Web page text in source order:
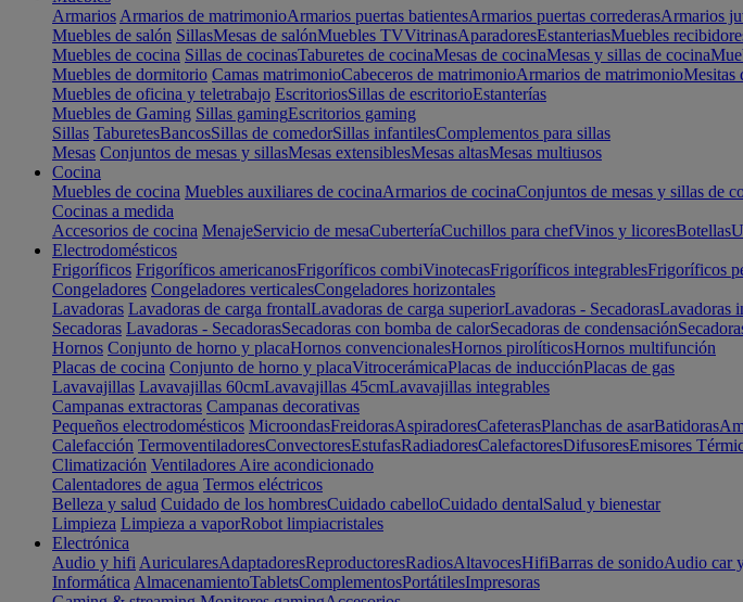
Armarios Armarios de matrimonioArmarios puertas batientesArmarios puertas correderasArmarios
Muebles de salón SillasMesas de salónMuebles TVVitrinasAparadoresEstanteriasMuebles
Muebles de cocina Sillas de cocinasTaburetes de cocinaMesas de cocinaMesas y sillas de cocina
Muebles de dormitorio Camas matrimonioCabeceros de matrimonioArmarios de matrimonioMesitas
Muebles de oficina y teletrabajo EscritoriosSillas de escritorioEstanterías
Muebles de Gaming Sillas gamingEscritorios gaming
Sillas TaburetesBancosSillas de comedorSillas infantilesComplementos para sillas
Mesas Conjuntos de mesas y sillasMesas extensiblesMesas altasMesas multiusos
Cocina
Muebles de cocina Muebles auxiliares de cocinaArmarios de cocinaConjuntos de mesas y sillas de
Cocinas a medida
Accesorios de cocina MenajeServicio de mesaCuberteríaCuchillos para chefVinos y licoresBotellas
Electrodomésticos
Frigoríficos Frigoríficos americanosFrigoríficos combiVinotecasFrigoríficos integrablesFrigoríficos
Congeladores Congeladores verticalesCongeladores horizontales
Lavadoras Lavadoras de carga frontalLavadoras de carga superiorLavadoras - SecadorasLavadoras
Secadoras Lavadoras - SecadorasSecadoras con bomba de calorSecadoras de condensación
Hornos Conjunto de horno y placaHornos convencionalesHornos pirolíticosHornos multifunción
Placas de cocina Conjunto de horno y placaVitrocerámicaPlacas de inducciónPlacas de gas
Lavavajillas Lavavajillas 60cmLavavajillas 45cmLavavajillas integrables
Campanas extractoras Campanas decorativas
Pequeños electrodomésticos MicroondasFreidorasAspiradoresCafeterasPlanchas de asarBatidoras
Calefacción TermoventiladoresConvectoresEstufasRadiadoresCalefactoresDifusoresEmisores
Climatización Ventiladores Aire acondicionado
Calentadores de agua Termos eléctricos
Belleza y salud Cuidado de los hombresCuidado cabelloCuidado dentalSalud y bienestar
Limpieza Limpieza a vaporRobot limpiacristales
Electrónica
Audio y hifi AuricularesAdaptadoresReproductoresRadiosAltavocesHifiBarras de sonidoAudio car
Informática AlmacenamientoTabletsComplementosPortátilesImpresoras